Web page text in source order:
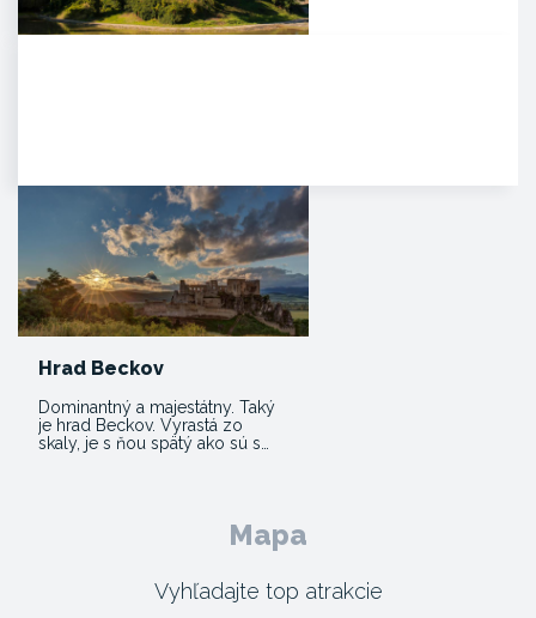
Hrad Beckov
Dominantný a majestátny. Taký
je hrad Beckov. Vyrastá zo
skaly, je s ňou spätý ako sú s…
Mapa
Vyhľadajte top atrakcie